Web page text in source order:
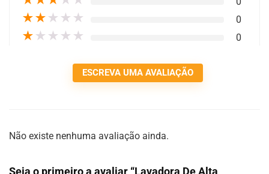
★★ ★ ★ ★ 0
★ ★ ★ ★ ★ 0
ESCREVA UMA AVALIAÇÃO
Não existe nenhuma avaliação ainda.
Seja o primeiro a avaliar “Lavadora De Alta